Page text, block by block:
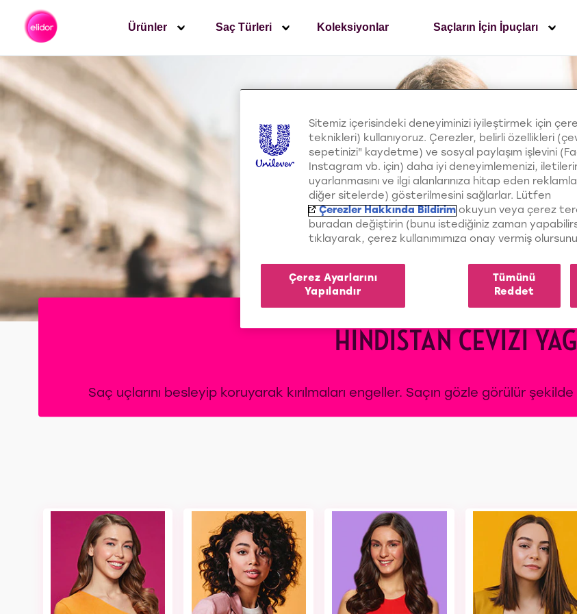
Ürünler Saç Türleri Koleksiyonlar Saçların İçin İpuçları
HINDISTAN CEVIZI YAĞI
Saç uçlarını besleyip koruyarak kırılmaları engeller. Saçın gözle görülür
Sitemiz içerisindeki deneyiminizi iyileştirmek için
teknikleri) kullanıyoruz. Çerezler, belirli özellikleri
sepetinizi" kaydetme) ve sosyal paylaşım işlevini
Instagram vb. için) daha iyi deneyimlemenizi,
uyarlanmasını ve ilgi alanlarınıza hitap eden
diğer sitelerde) gösterilmesini sağlarlar. Lütfen
Çerezler Hakkında Bildirim okuyun veya çerez
buradan değiştirin (bunu istediğiniz zaman
tıklayarak, çerez kullanımımıza onay vermiş
Çerez Ayarlarını
Yapılandır
Tümünü
Reddet